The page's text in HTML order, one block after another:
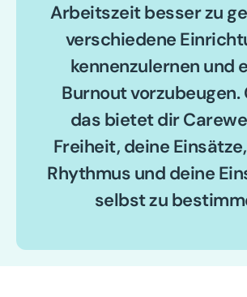
Arbeitszeit besser zu
verschiedene
kennenzulernen und
Burnout vorzubeugen.
das bietet dir
Freiheit, deine
Rhythmus und deine
selbst zu